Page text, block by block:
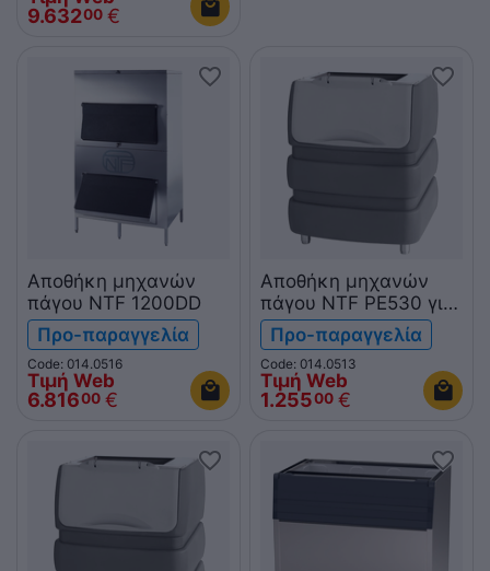
9.63200 €
Αποθήκη μηχανών
πάγου NTF 1200DD
Προ-παραγγελία
Code: 014.0516
Τιμή Web
6.81600 €
Αποθήκη μηχανών
πάγου NTF PE530 για
CV475
Προ-παραγγελία
Code: 014.0513
Τιμή Web
1.25500 €